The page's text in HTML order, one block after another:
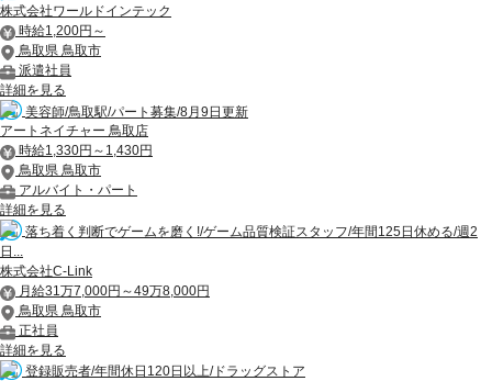
株式会社ワールドインテック
時給1,200円～
鳥取県 鳥取市
派遣社員
詳細を見る
美容師/鳥取駅/パート募集/8月9日更新
アートネイチャー 鳥取店
時給1,330円～1,430円
鳥取県 鳥取市
アルバイト・パート
詳細を見る
落ち着く判断でゲームを磨く!/ゲーム品質検証スタッフ/年間125日休める/週2
日...
株式会社C-Link
月給31万7,000円～49万8,000円
鳥取県 鳥取市
正社員
詳細を見る
登録販売者/年間休日120日以上/ドラッグストア